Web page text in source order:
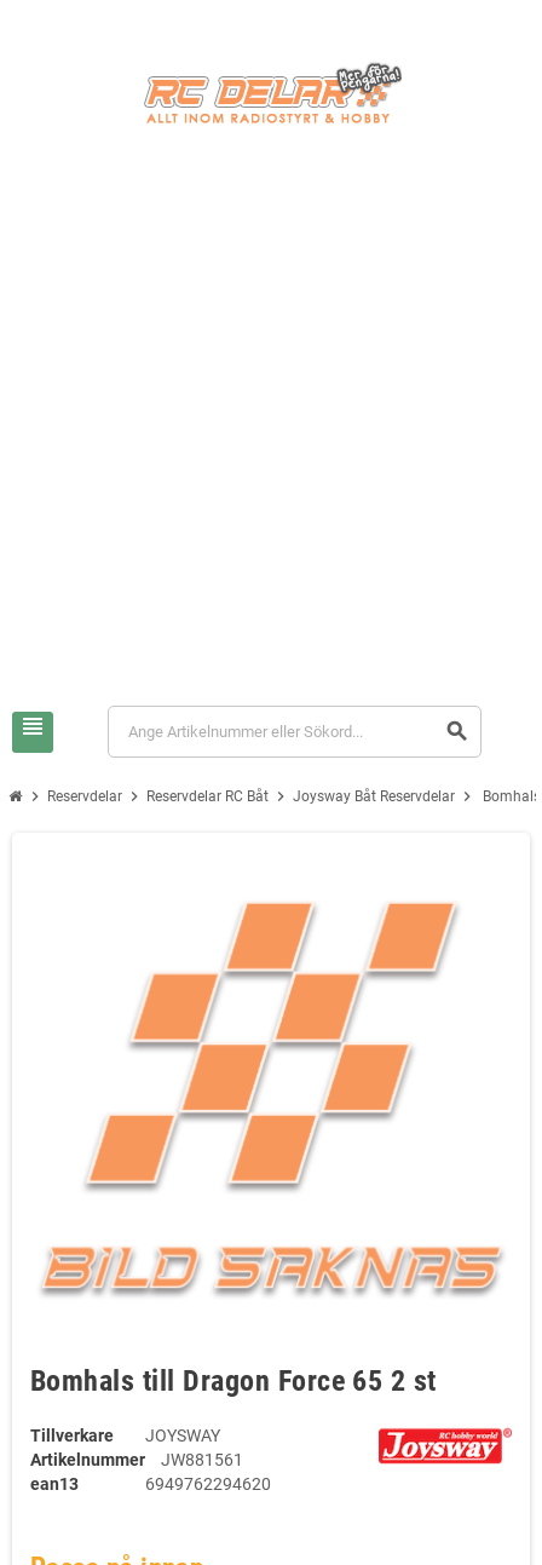
view_headline search
chevron_right Reservdelar chevron_right Reservdelar RC Båt chevron_right Joysway Båt Reservdelar chevron_right
Bomhals till Dragon Force 65 2 st
Tillverkare
JOYSWAY
Artikelnummer
JW881561
ean13
6949762294620